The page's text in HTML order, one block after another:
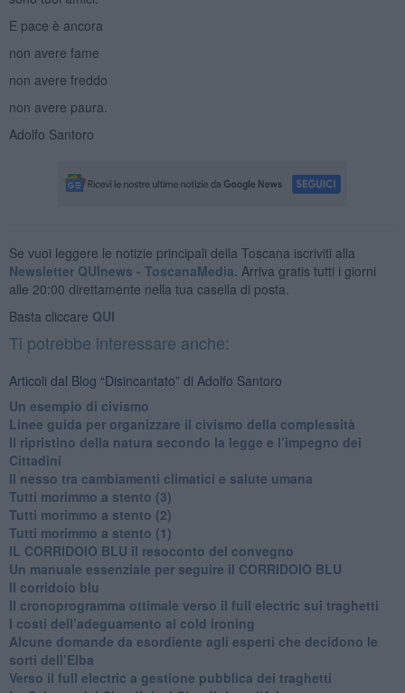
E pace è ancora
non avere fame
non avere freddo
non avere paura.
Adolfo Santoro
Se vuoi leggere le notizie principali della Toscana iscriviti alla
Newsletter QUInews - ToscanaMedia. Arriva gratis tutti i giorni
alle 20:00 direttamente nella tua casella di posta.
Basta cliccare QUI
Ti potrebbe interessare anche:
Articoli dal Blog “Disincantato” di Adolfo Santoro
​Un esempio di civismo
​Linee guida per organizzare il civismo della complessità
​Il ripristino della natura secondo la legge e l’impegno dei
Cittadini
Il nesso tra cambiamenti climatici e salute umana
Tutti morimmo a stento (3)
Tutti morimmo a stento (2)
​Tutti morimmo a stento (1)
IL CORRIDOIO BLU il resoconto del convegno
Un manuale essenziale per seguire il CORRIDOIO BLU
Il corridoio blu
​Il cronoprogramma ottimale verso il full electric sui traghetti
​I costi dell’adeguamento al cold ironing
Alcune domande da esordiente agli esperti che decidono le
sorti dell’Elba
Verso il full electric a gestione pubblica dei traghetti​